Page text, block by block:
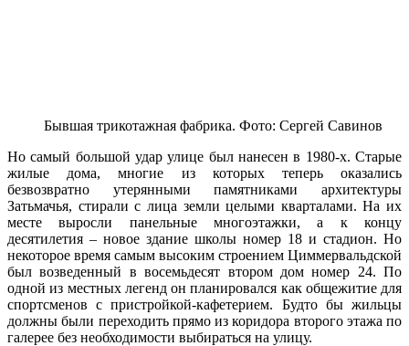
Бывшая трикотажная фабрика. Фото: Сергей Савинов
Но самый большой удар улице был нанесен в 1980-х. Старые
жилые дома, многие из которых теперь оказались
безвозвратно утерянными памятниками архитектуры
Затьмачья, стирали с лица земли целыми кварталами. На их
месте выросли панельные многоэтажки, а к концу
десятилетия – новое здание школы номер 18 и стадион. Но
некоторое время самым высоким строением Циммервальдской
был возведенный в восемьдесят втором дом номер 24. По
одной из местных легенд он планировался как общежитие для
спортсменов с пристройкой-кафетерием. Будто бы жильцы
должны были переходить прямо из коридора второго этажа по
галерее без необходимости выбираться на улицу.